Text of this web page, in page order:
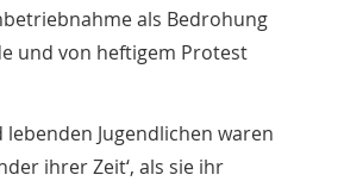
als Bedrohung
und von heftigem Protest
lebenden Jugendlichen waren
ihrer Zeit‘, als sie ihr